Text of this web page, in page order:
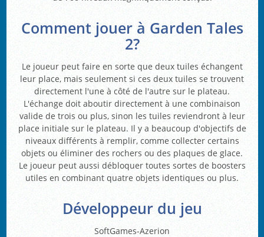
Comment jouer à Garden Tales
2?
Le joueur peut faire en sorte que deux tuiles échangent
leur place, mais seulement si ces deux tuiles se trouvent
directement l'une à côté de l'autre sur le plateau.
L'échange doit aboutir directement à une combinaison
valide de trois ou plus, sinon les tuiles reviendront à leur
place initiale sur le plateau. Il y a beaucoup d'objectifs de
niveaux différents à remplir, comme collecter certains
objets ou éliminer des rochers ou des plaques de glace.
Le joueur peut aussi débloquer toutes sortes de boosters
utiles en combinant quatre objets identiques ou plus.
Développeur du jeu
SoftGames-Azerion